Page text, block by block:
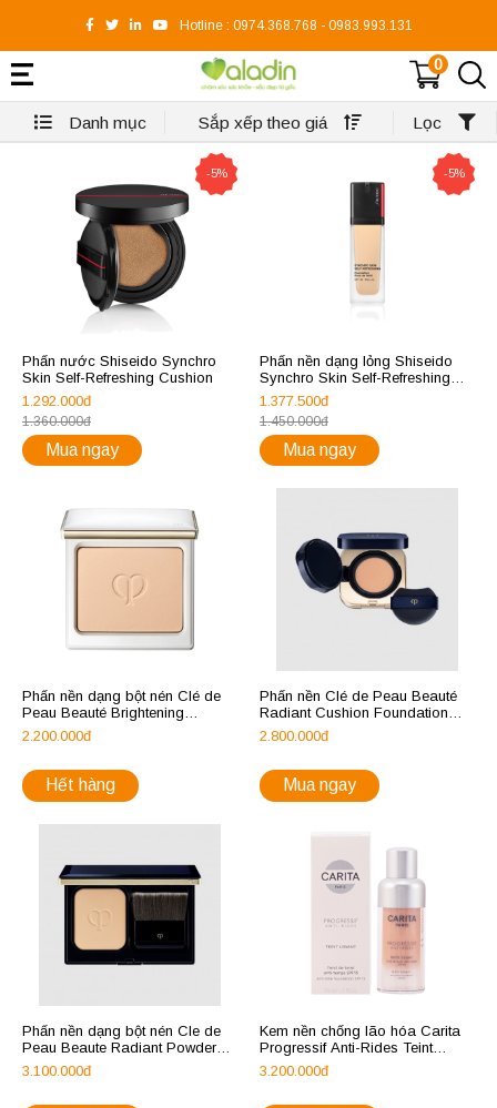
Hotline : 0974.368.768 - 0983.993.131
0
Danh mục Sắp xếp theo giá Lọc
-5%
Phấn nước Shiseido Synchro
Skin Self-Refreshing Cushion
1.292.000đ
1.360.000đ
Mua ngay
-5%
Phấn nền dạng lỏng Shiseido
Synchro Skin Self-Refreshing
Foundation
1.377.500đ
1.450.000đ
Mua ngay
Phấn nền dạng bột nén Clé de
Peau Beauté Brightening
Powder Foundation
2.200.000đ
Hết hàng
Phấn nền Clé de Peau Beauté
Radiant Cushion Foundation
Natural
2.800.000đ
Mua ngay
Phấn nền dạng bột nén Cle de
Peau Beaute Radiant Powder
Foundation SPF 23
3.100.000đ
Kem nền chống lão hóa Carita
Progressif Anti-Rides Teint
Lissant
3.200.000đ